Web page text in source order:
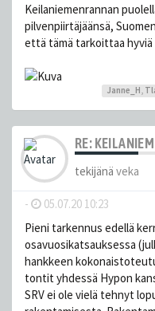
Keilaniemenrannan
pilvenpiirtäjäänsä,
että tämä tarkoittaa hyviä
Janne_H,
RE:
tekijänä veka
- 05.07.20 10:23
Pieni tarkennus edellä
osavuosikatsauksessa
hankkeen
tontit yhdessä Hypon
SRV ei ole vielä tehnyt